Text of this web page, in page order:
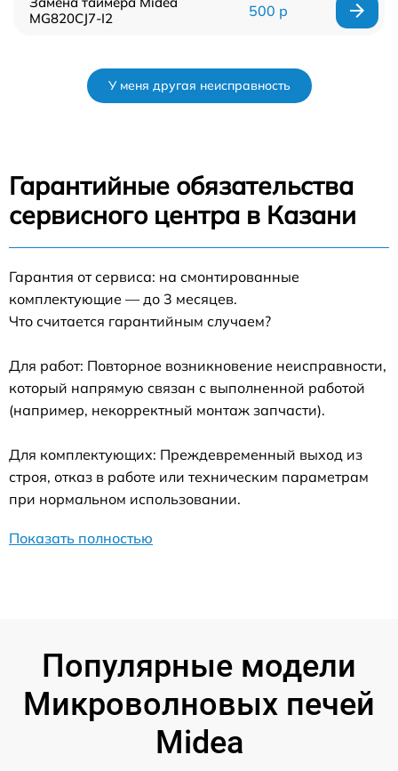
MG820CJ7-I2
500 р
У меня другая неисправность
Гарантийные обязательства
сервисного центра в Казани
Гарантия от сервиса: на смонтированные
комплектующие — до 3 месяцев.
Что считается гарантийным случаем?
Для работ: Повторное возникновение неисправности,
который напрямую связан с выполненной работой
(например, некорректный монтаж запчасти).
Для комплектующих: Преждевременный выход из
строя, отказ в работе или техническим параметрам
при нормальном использовании.
Показать полностью
Популярные модели
Микроволновых печей
Midea